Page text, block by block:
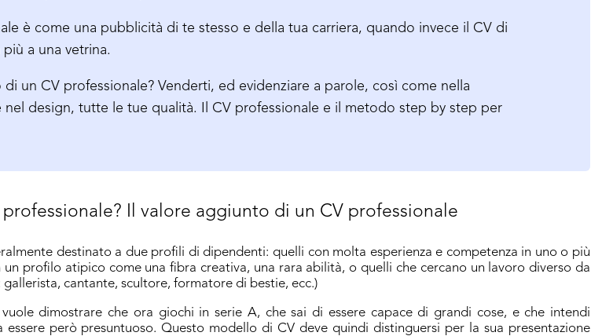
è come una pubblicità di te stesso e della tua carriera, quando invece il CV di
a una vetrina.
un CV professionale? Venderti, ed evidenziare a parole, così come nella
nel design, tutte le tue qualità. Il CV professionale e il metodo step by step per
professionale? Il valore aggiunto di un CV professionale
destinato a due profili di dipendenti: quelli con molta esperienza e competenza in uno o più
profilo atipico come una fibra creativa, una rara abilità, o quelli che cercano un lavoro diverso da
cantante, scultore, formatore di bestie, ecc.)
vuole dimostrare che ora giochi in serie A, che sai di essere capace di grandi cose, e che intendi
essere però presuntuoso. Questo modello di CV deve quindi distinguersi per la sua presentazione